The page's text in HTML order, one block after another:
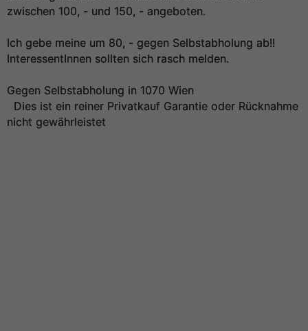
zwischen 100, - und 150, - angeboten.
Ich gebe meine um 80, - gegen Selbstabholung ab!!
InteressentInnen sollten sich rasch melden.
Gegen Selbstabholung in 1070 Wien
Dies ist ein reiner Privatkauf Garantie oder Rücknahme
nicht gewährleistet